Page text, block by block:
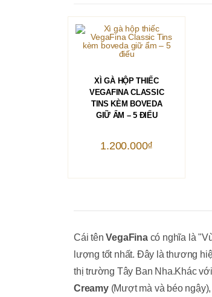
THÊM VÀO GIỎ HÀNG
XÌ GÀ HỘP THIẾC
VEGAFINA CLASSIC
TINS KÈM BOVEDA
GIỮ ẨM – 5 ĐIẾU
1.200.000₫
Cái tênVegaFinacó nghĩa là
lượng tốt nhất. Đây là thương
thị trường Tây Ban Nha.Khác
Creamy(Mượt mà và béo